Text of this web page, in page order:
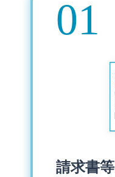
請求書